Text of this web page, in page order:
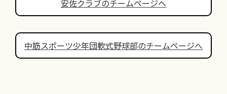
安佐クラブのチームページへ
中筋スポーツ少年団軟式野球部のチームページへ